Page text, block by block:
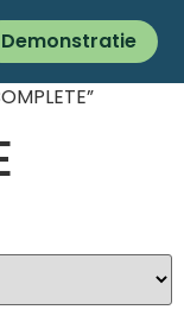
Demonstratie